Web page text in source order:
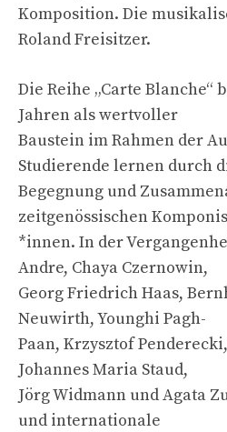
Komposition. Die
Roland Freisitzer.
Die Reihe „Carte Blanche“
Jahren als wertvoller
Baustein im Rahmen der
Studierende lernen durch
Begegnung und
zeitgenössischen
*innen. In der
Andre, Chaya Czernowin,
Georg Friedrich Haas,
Neuwirth, Younghi Pagh-
Paan, Krzysztof
Johannes Maria Staud,
Jörg Widmann und Agata
und internationale